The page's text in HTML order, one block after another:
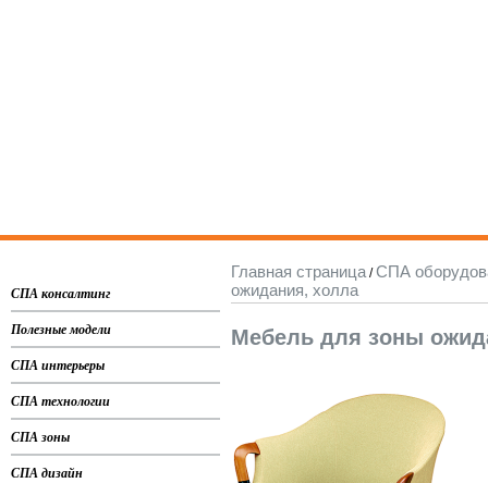
СПА консалтинг
Полезные модели
СПА интерьеры
СПА технологии
СПА зоны
СПА дизайн
Главная страница/СПА
ожидания, холла
Мебель для зоны